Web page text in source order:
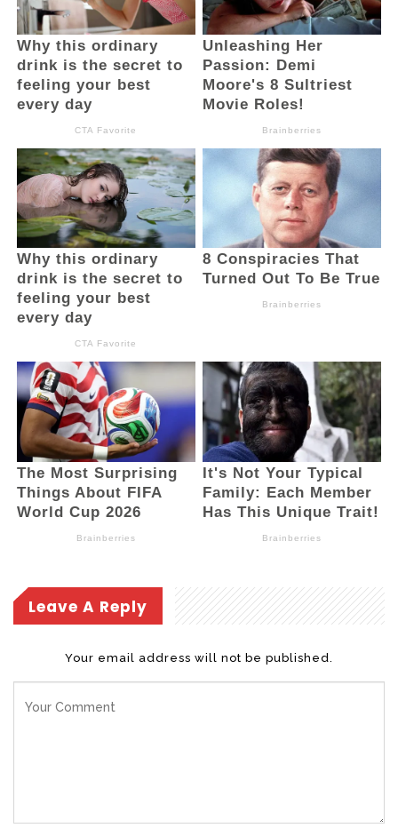
tokoh-tokoh masyarakat setempat,
termasuk penghibah lahan di pondok
Syarkawi Modeong. (BM)
Leave A Reply
Your email address will not be published.